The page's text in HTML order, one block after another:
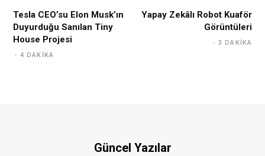
Tesla CEO’su Elon Musk’ın
Duyurduğu Sanılan Tiny
House Projesi
4 DAKIKA
Yapay Zekâlı Robot Kuaför
Görüntüleri
3 DAKIKA
Güncel Yazılar